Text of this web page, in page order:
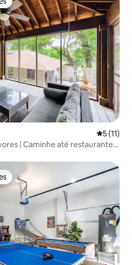
dos hóspedes
5 de uma
5 (11)
| Caminhe até restaurantes
dos hóspedes